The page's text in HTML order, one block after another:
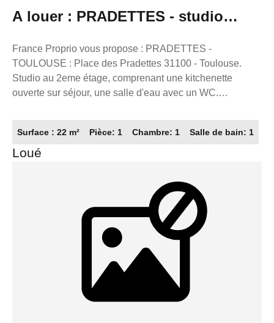
A louer : PRADETTES - studio
meublé de 22 m²
France Proprio vous propose : PRADETTES -
TOULOUSE : Place des Pradettes 31100 - Toulouse.
Studio au 2eme étage, comprenant une kitchenette
ouverte sur séjour, une salle d'eau avec un WC.
de charges. Caution : 860€ Honoraires locataires : 286.00
€ dont 66 € pour la réalisation de l'état des lieux.
05.61.62.62.23 Réseaux de conseillers Immobilier partout
en France. Transaction/ Location/ Gestion
Surface : 22 m² Pièce: 1 Chambre: 1 Salle de bain: 1
Loué